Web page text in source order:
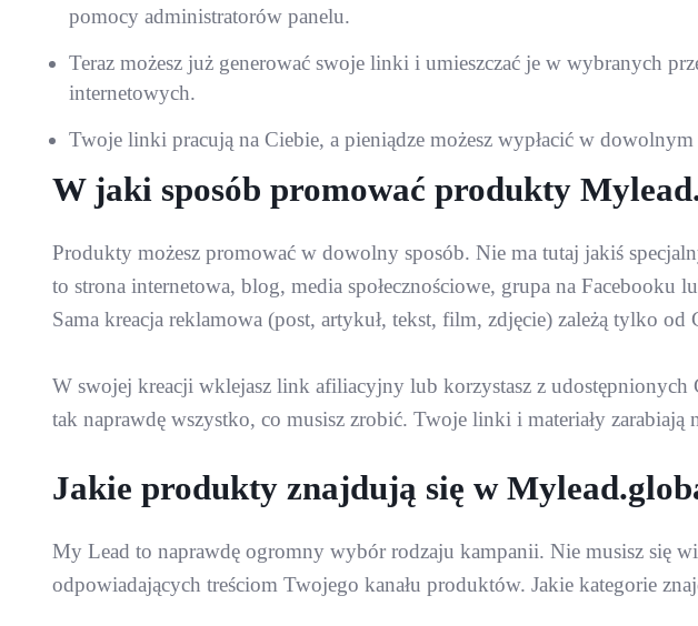
pomocy administratorów panelu.
Teraz możesz już generować swoje linki i umieszczać je w wybranych
internetowych.
Twoje linki pracują na Ciebie, a pieniądze możesz wypłacić w dowolnym
W jaki sposób promować produkty
Produkty możesz promować w dowolny sposób. Nie ma tutaj jakiś
to strona internetowa, blog, media społecznościowe, grupa na Facebooku
Sama kreacja reklamowa (post, artykuł, tekst, film, zdjęcie) zależą tylko
W swojej kreacji wklejasz link afiliacyjny lub korzystasz z
tak naprawdę wszystko, co musisz zrobić. Twoje linki i materiały zarabiają
Jakie produkty znajdują się w
My Lead to naprawdę ogromny wybór rodzaju kampanii. Nie musisz się
odpowiadających treściom Twojego kanału produktów. Jakie kategorie